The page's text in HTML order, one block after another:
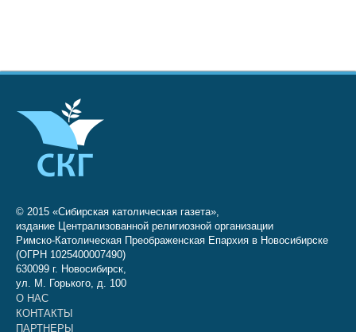
© 2015 «Сибирская католическая газета»,
издание Централизованной религиозной организации
Римско-Католическая Преображенская Епархия в Новосибирске
(ОГРН 1025400007490)
630099 г. Новосибирск,
ул. М. Горького, д. 100
О НАС
КОНТАКТЫ
ПАРТНЕРЫ